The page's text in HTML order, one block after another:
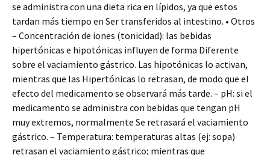
se administra con una dieta rica en lípidos, ya que estos
tardan más tiempo en Ser transferidos al intestino. • Otros
– Concentración de iones (tonicidad): las bebidas
hipertónicas e hipotónicas influyen de forma Diferente
sobre el vaciamiento gástrico. Las hipotónicas lo activan,
mientras que las Hipertónicas lo retrasan, de modo que el
efecto del medicamento se observará más tarde. – pH: si el
medicamento se administra con bebidas que tengan pH
muy extremos, normalmente Se retrasará el vaciamiento
gástrico. – Temperatura: temperaturas altas (ej: sopa)
retrasan el vaciamiento gástrico; mientras que